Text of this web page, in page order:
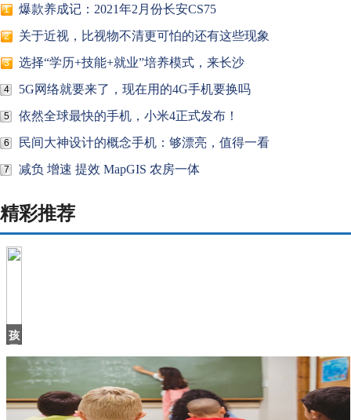
1 爆款养成记：2021年2月份长安CS75
2 关于近视，比视物不清更可怕的还有这些现象
3 选择“学历+技能+就业”培养模式，来长沙
4 5G网络就要来了，现在用的4G手机要换吗
5 依然全球最快的手机，小米4正式发布！
6 民间大神设计的概念手机：够漂亮，值得一看
7 减负 增速 提效 MapGIS 农房一体
精彩推荐
孩
钱，
长